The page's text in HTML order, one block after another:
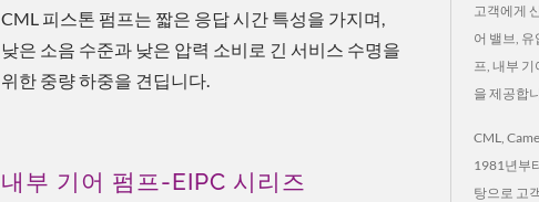
CML 피스톤 펌프는 짧은 응답 시간 특성을 가지며,
낮은 소음 수준과 낮은 압력 소비로 긴 서비스 수명을
위한 중량 하중을 견딥니다.
내부 기어 펌프-EIPC 시리즈
고객에게
어 밸브, 유
프, 내부 기
을 제공합
CML,
1981년부
탕으로 고